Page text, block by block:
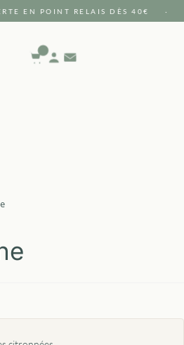
EN POINT RELAIS DÈS 40€ ·